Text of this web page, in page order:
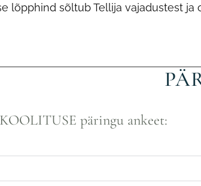
lõpphind sõltub Tellija vajadustest ja
päringu ankeet: